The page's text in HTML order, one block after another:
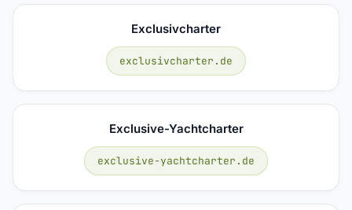
Exclusivcharter
exclusivcharter.de
Exclusive-Yachtcharter
exclusive-yachtcharter.de